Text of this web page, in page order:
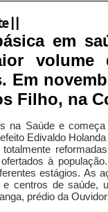
em
Em
Filho, na
na Saúde e
Edivaldo
à
estágios. As
centros de saúde,
prédio da